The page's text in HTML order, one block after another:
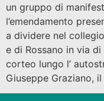
un gruppo di
l’emendamento
a dividere nel
e di Rossano in via
corteo lungo l’
Giuseppe Graziano,